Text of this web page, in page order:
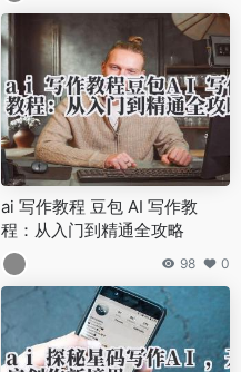
ai 写作教程 豆包 AI 写作教
程：从入门到精通全攻略
98 0